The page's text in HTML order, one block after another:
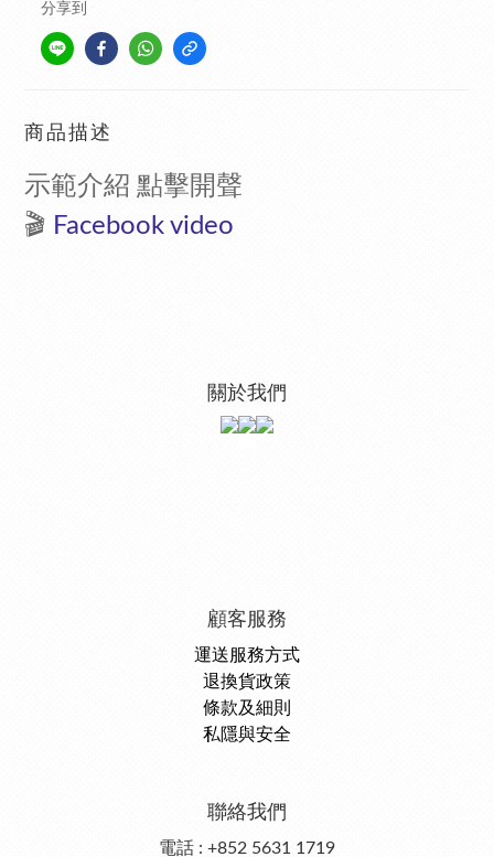
分享到
商品描述
示範介紹 點擊開聲
🎬 Facebook video
關於我們
顧客服務
運送服務方式
退換貨政策
條款及細則
私隱與安全
聯絡我們
電話 : +852 5631 1719